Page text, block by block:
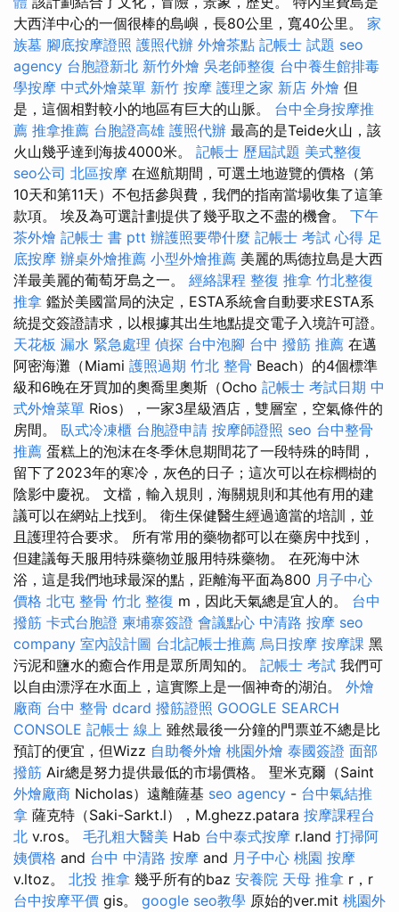
大西洋中心的一個很棒的島嶼，長80公里，寬40公里。 家
族墓 腳底按摩證照 護照代辦 外燴茶點 記帳士 試題 seo
agency 台胞證新北 新竹外燴 吳老師整復 台中養生館排毒
學按摩 中式外燴菜單 新竹 按摩 護理之家 新店 外燴 但
是，這個相對較小的地區有巨大的山脈。 台中全身按摩推
薦 推拿推薦 台胞證高雄 護照代辦 最高的是Teide火山，該
火山幾乎達到海拔4000米。 記帳士 歷屆試題 美式整復
seo公司 北區按摩 在巡航期間，可選土地遊覽的價格（第
10天和第11天）不包括參與費，我們的指南當場收集了這筆
款項。 埃及為可選計劃提供了幾乎取之不盡的機會。 下午
茶外燴 記帳士 書 ptt 辦護照要帶什麼 記帳士 考試 心得 足
底按摩 辦桌外燴推薦 小型外燴推薦 美麗的馬德拉島是大西
洋最美麗的葡萄牙島之一。 經絡課程 整復 推拿 竹北整復
推拿 鑑於美國當局的決定，ESTA系統會自動要求ESTA系
統提交簽證請求，以根據其出生地點提交電子入境許可證。
天花板 漏水 緊急處理 偵探 台中泡腳 台中 撥筋 推薦 在邁
阿密海灘（Miami 護照過期 竹北 整骨 Beach）的4個標準
級和6晚在牙買加的奧喬里奧斯（Ocho 記帳士 考試日期 中
式外燴菜單 Rios），一家3星級酒店，雙層室，空氣條件的
房間。 臥式冷凍櫃 台胞證申請 按摩師證照 seo 台中整骨
推薦 蛋糕上的泡沫在冬季休息期間花了一段特殊的時間，
留下了2023年的寒冷，灰色的日子；這次可以在棕櫚樹的
陰影中慶祝。 文檔，輸入規則，海關規則和其他有用的建
議可以在網站上找到。 衛生保健醫生經過適當的培訓，並
且護理符合要求。 所有常用的藥物都可以在藥房中找到，
但建議每天服用特殊藥物並服用特殊藥物。 在死海中沐
浴，這是我們地球最深的點，距離海平面為800 月子中心
價格 北屯 整骨 竹北 整復 m，因此天氣總是宜人的。 台中
撥筋 卡式台胞證 柬埔寨簽證 會議點心 中清路 按摩 seo
company 室內設計圖 台北記帳士推薦 烏日按摩 按摩課 黑
污泥和鹽水的癒合作用是眾所周知的。 記帳士 考試 我們可
以自由漂浮在水面上，這實際上是一個神奇的湖泊。 外燴
廠商 台中 整骨 dcard 撥筋證照 GOOGLE SEARCH
CONSOLE 記帳士 線上 雖然最後一分鐘的門票並不總是比
預訂的便宜，但Wizz 自助餐外燴 桃園外燴 泰國簽證 面部
撥筋 Air總是努力提供最低的市場價格。 聖米克爾（Saint
外燴廠商 Nicholas）遠離薩基 seo agency - 台中氣結推
拿 薩克特（Saki-Sarkt.l），M.ghezz.patara 按摩課程台
北 v.ros。 毛孔粗大醫美 Hab 台中泰式按摩 r.land 打掃阿
姨價格 and 台中 中清路 按摩 and 月子中心 桃園 按摩
v.ltoz。 北投 推拿 幾乎所有的baz 安養院 天母 推拿 r，r
台中按摩平價 gis。 google seo教學 原始的ver.mit 桃園外